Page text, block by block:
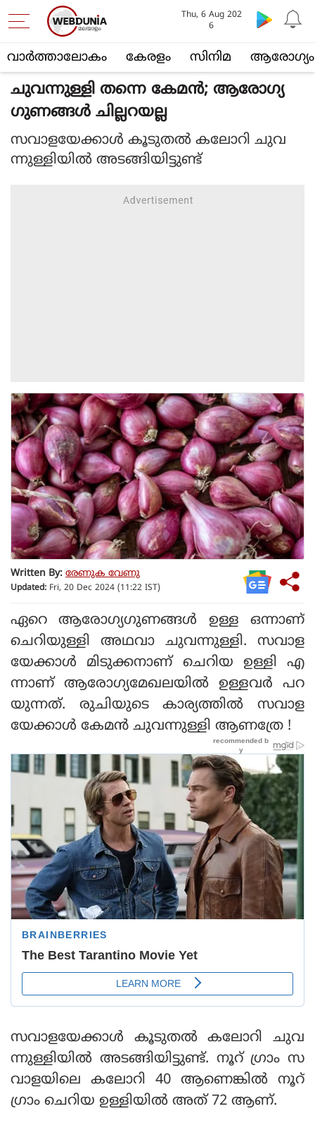
വാര്‍ത്താലോകം കേരളം സിനിമ ആരോഗ്യം
Thu, 6 Aug 202
6
ചുവന്നുള്ളി തന്നെ കേമന്‍; ആരോഗ്യ
ഗുണങ്ങള്‍ ചില്ലറയല്ല
സവാളയേക്കാള്‍ കൂടുതല്‍ കലോറി ചുവ
ന്നുള്ളിയില്‍ അടങ്ങിയിട്ടുണ്ട്
Written By: രേണുക വേണു
Updated: Fri, 20 Dec 2024 (11:22 IST)
ഏറെ ആരോഗ്യഗുണങ്ങള്‍ ഉള്ള ഒന്നാണ്
ചെറിയുള്ളി അഥവാ ചുവന്നുള്ളി. സവാള
യേക്കാള്‍ മിടുക്കനാണ് ചെറിയ ഉള്ളി എ
ന്നാണ് ആരോഗ്യമേഖലയില്‍ ഉള്ളവര്‍ പറ
യുന്നത്. രുചിയുടെ കാര്യത്തില്‍ സവാള
യേക്കാള്‍ കേമന്‍ ചുവന്നുള്ളി ആണത്രേ !
സവാളയേക്കാള്‍ കൂടുതല്‍ കലോറി ചുവ
ന്നുള്ളിയില്‍ അടങ്ങിയിട്ടുണ്ട്. നൂറ് ഗ്രാം സ
വാളയിലെ കലോറി 40 ആണെങ്കില്‍ നൂറ്
ഗ്രാം ചെറിയ ഉള്ളിയില്‍ അത് 72 ആണ്.